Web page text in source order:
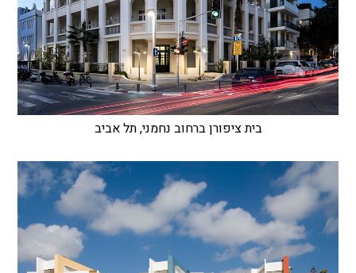
בית ציפורן ברחוב נחמני, תל אביב